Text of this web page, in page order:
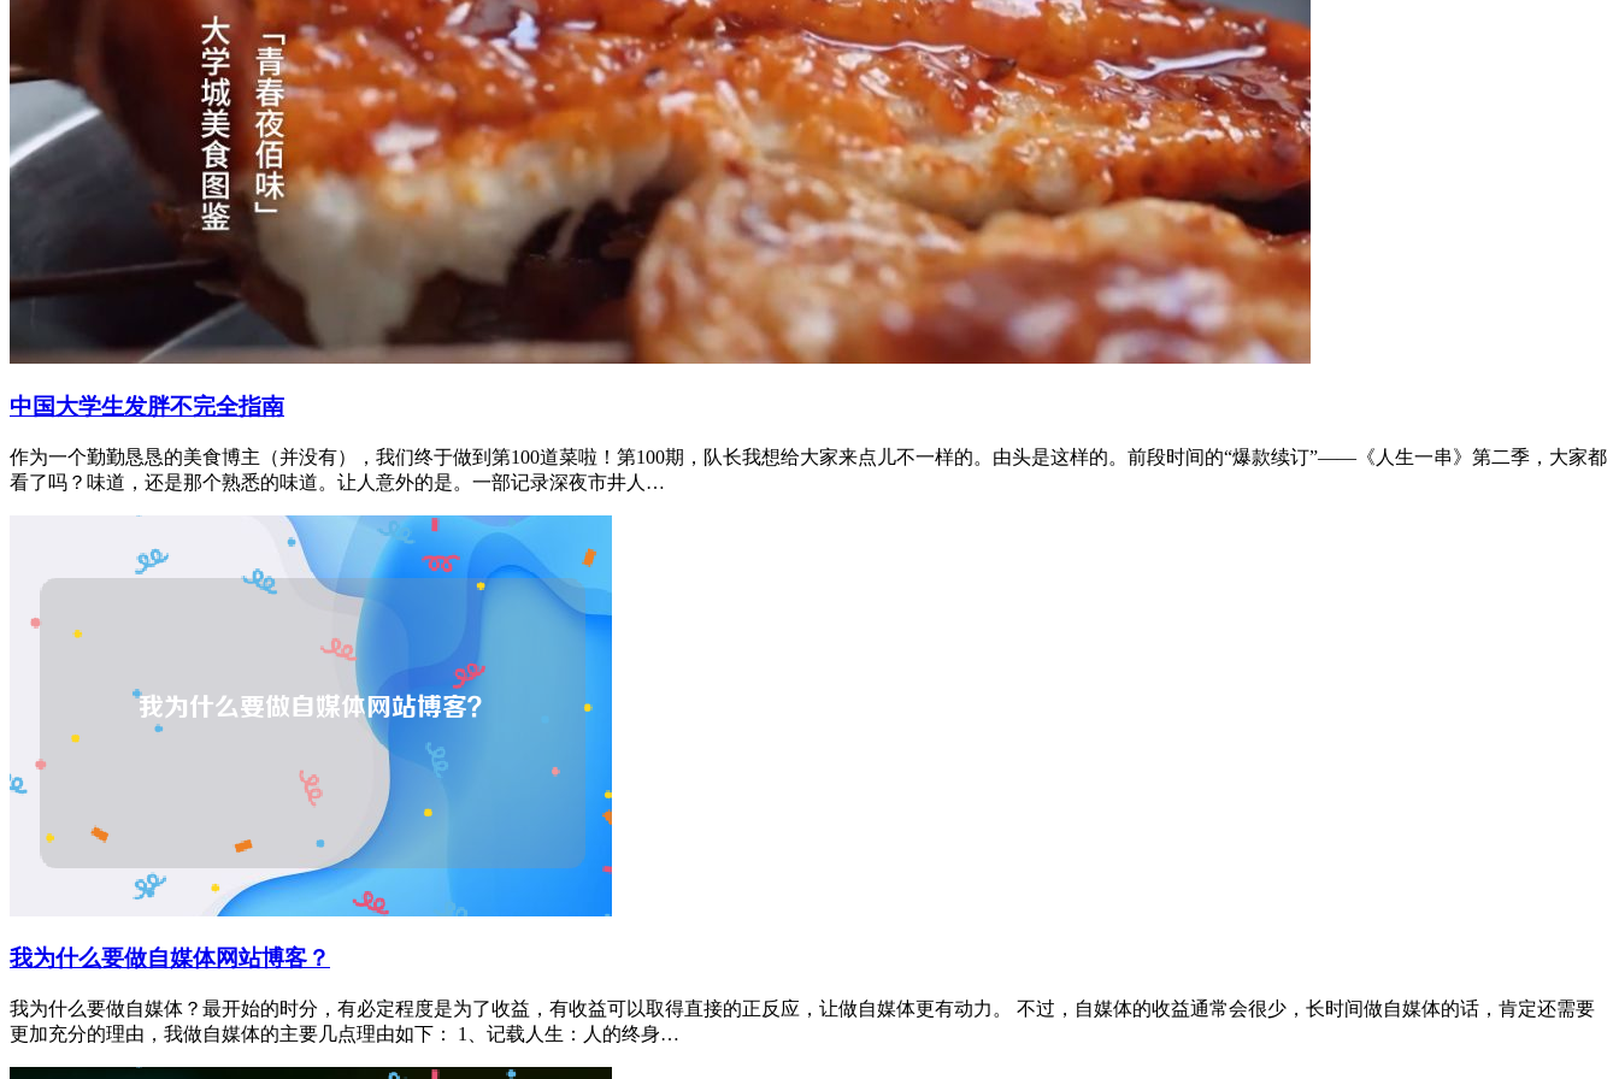
中国大学生发胖不完全指南
作为一个勤勤恳恳的美食博主（并没有），我们终于做到第100道菜啦！第100期，队长我想给大家来点儿不一样的。由头是这样的。前段时间的“爆款续订”——《人生一串》第二季，大家都
看了吗？味道，还是那个熟悉的味道。让人意外的是。一部记录深夜市井人…
我为什么要做自媒体网站博客？
我为什么要做自媒体？最开始的时分，有必定程度是为了收益，有收益可以取得直接的正反应，让做自媒体更有动力。 不过，自媒体的收益通常会很少，长时间做自媒体的话，肯定还需要
更加充分的理由，我做自媒体的主要几点理由如下： 1、记载人生：人的终身…